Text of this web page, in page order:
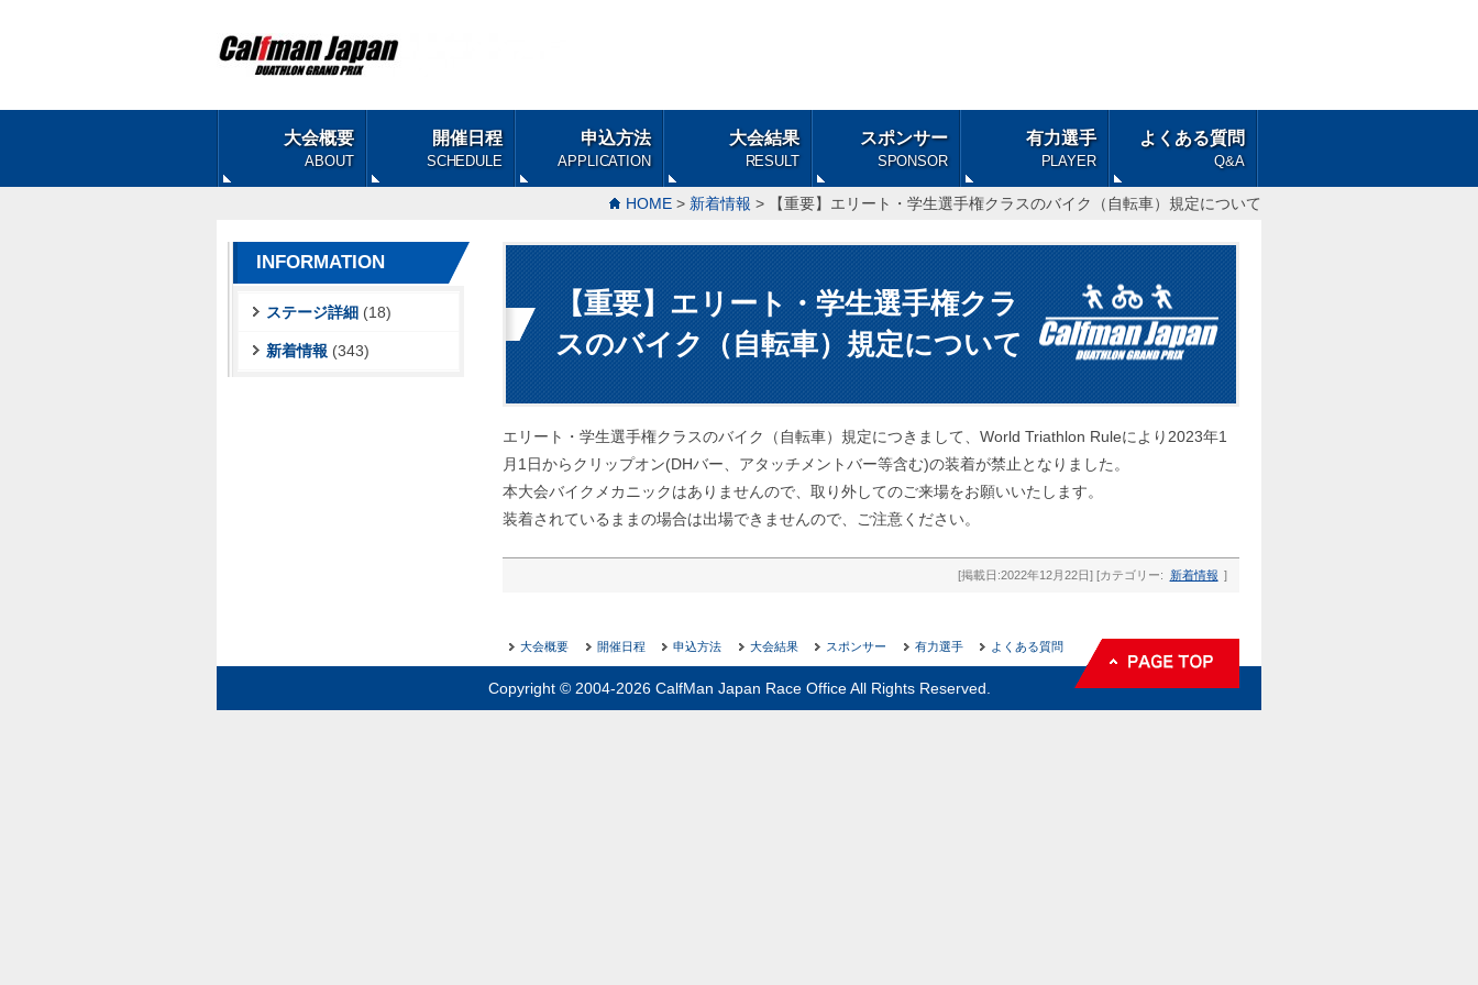
大会概要
ABOUT
開催日程
SCHEDULE
申込方法
APPLICATION
大会結果
RESULT
スポンサー
SPONSOR
有力選手
PLAYER
よくある質問
Q&A
HOME > 新着情報 > 【重要】エリート・学生選手権クラスのバイク（自転車）規定について
【重要】エリート・学生選手権クラ
スのバイク（自転車）規定について
エリート・学生選手権クラスのバイク（自転車）規定につきまして、World Triathlon Ruleにより2023年1
月1日からクリップオン(DHバー、アタッチメントバー等含む)の装着が禁止となりました。
本大会バイクメカニックはありませんので、取り外してのご来場をお願いいたします。
装着されているままの場合は出場できませんので、ご注意ください。
[掲載日:2022年12月22日] [カテゴリー: 新着情報 ]
INFORMATION
ステージ詳細 (18)
新着情報 (343)
大会概要 開催日程 申込方法 大会結果 スポンサー 有力選手 よくある質問
Copyright © 2004-2026 CalfMan Japan Race Office All Rights Reserved.